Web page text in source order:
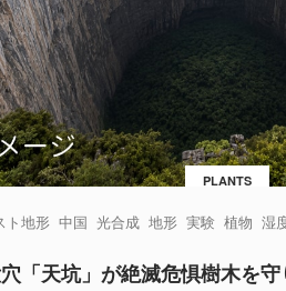
PLANTS
ト地形 中国 光合成 地形 実験 植物 湿
「天坑」が絶滅危惧樹木を